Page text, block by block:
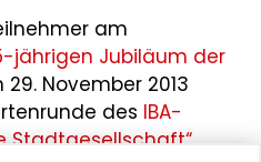
am
jährigen Jubiläum der
29. November 2013
des IBA-
Stadtgesellschaft“,